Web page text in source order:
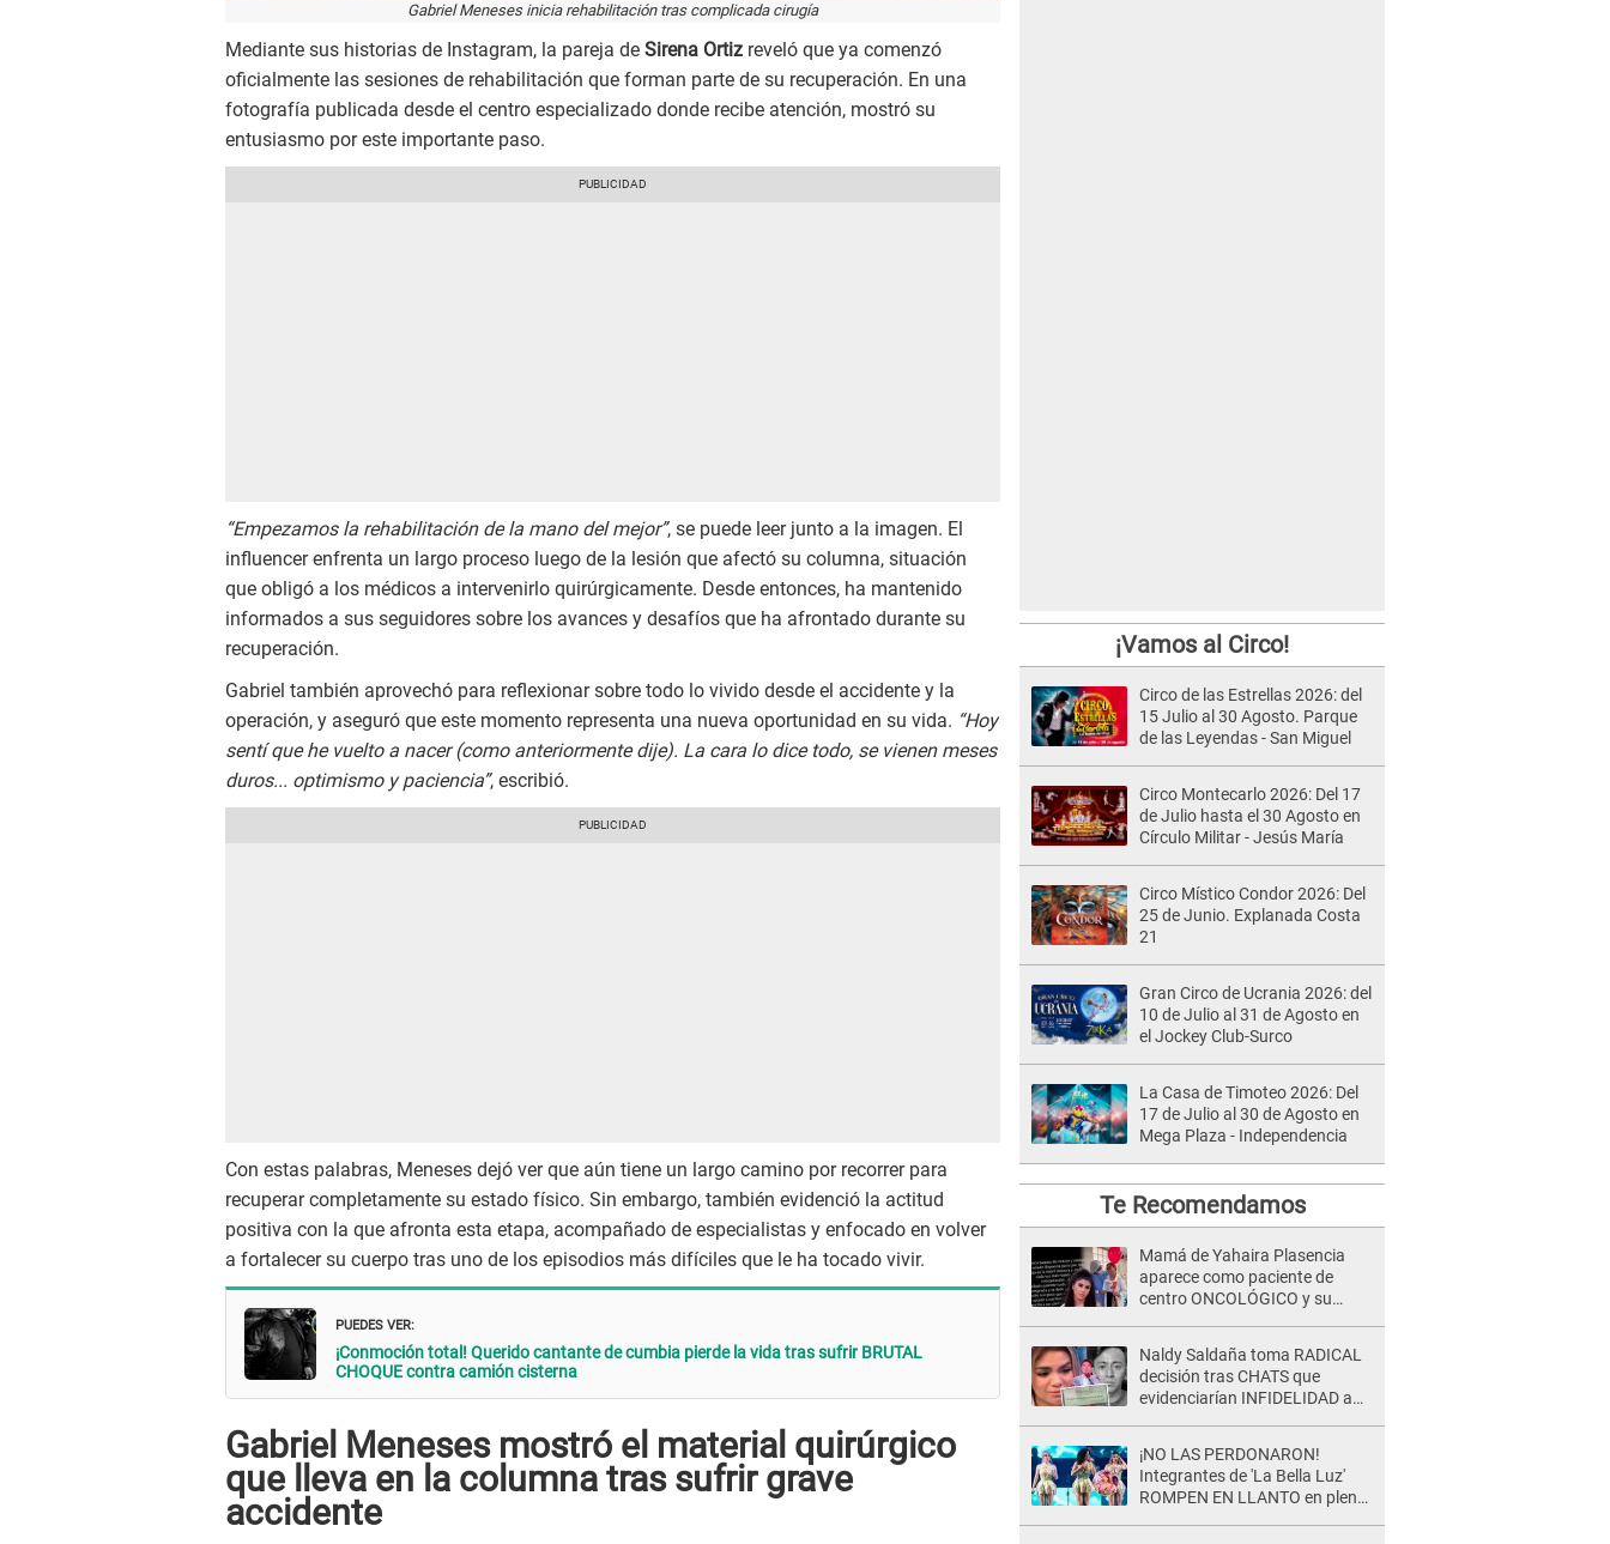
Gabriel Meneses inicia rehabilitación tras complicada cirugía
Mediante sus historias de Instagram, la pareja de Sirena Ortiz reveló que ya comenzó
oficialmente las sesiones de rehabilitación que forman parte de su recuperación. En una
fotografía publicada desde el centro especializado donde recibe atención, mostró su
entusiasmo por este importante paso.
“Empezamos la rehabilitación de la mano del mejor”, se puede leer junto a la imagen. El
influencer enfrenta un largo proceso luego de la lesión que afectó su columna, situación
que obligó a los médicos a intervenirlo quirúrgicamente. Desde entonces, ha mantenido
informados a sus seguidores sobre los avances y desafíos que ha afrontado durante su
recuperación.
Gabriel también aprovechó para reflexionar sobre todo lo vivido desde el accidente y la
operación, y aseguró que este momento representa una nueva oportunidad en su vida. “Hoy
sentí que he vuelto a nacer (como anteriormente dije). La cara lo dice todo, se vienen meses
duros... optimismo y paciencia”, escribió.
Con estas palabras, Meneses dejó ver que aún tiene un largo camino por recorrer para
recuperar completamente su estado físico. Sin embargo, también evidenció la actitud
positiva con la que afronta esta etapa, acompañado de especialistas y enfocado en volver
a fortalecer su cuerpo tras uno de los episodios más difíciles que le ha tocado vivir.
PUEDES VER:
¡Conmoción total! Querido cantante de cumbia pierde la vida tras sufrir BRUTAL
CHOQUE contra camión cisterna
Gabriel Meneses mostró el material quirúrgico
que lleva en la columna tras sufrir grave
accidente
¡Vamos al Circo!
Circo de las Estrellas 2026: del
15 Julio al 30 Agosto. Parque
de las Leyendas - San Miguel
Circo Montecarlo 2026: Del 17
de Julio hasta el 30 Agosto en
Círculo Militar - Jesús María
Circo Místico Condor 2026: Del
25 de Junio. Explanada Costa
21
Gran Circo de Ucrania 2026: del
10 de Julio al 31 de Agosto en
el Jockey Club-Surco
La Casa de Timoteo 2026: Del
17 de Julio al 30 de Agosto en
Mega Plaza - Independencia
Te Recomendamos
Mamá de Yahaira Plasencia
aparece como paciente de
centro ONCOLÓGICO y su
Naldy Saldaña toma RADICAL
decisión tras CHATS que
evidenciarían INFIDELIDAD a
¡NO LAS PERDONARON!
Integrantes de 'La Bella Luz'
ROMPEN EN LLANTO en pleno